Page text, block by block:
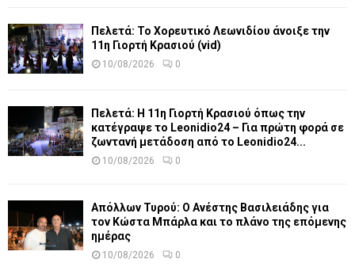
Πελετά: Το Χορευτικό Λεωνιδίου άνοιξε την
11η Γιορτή Κρασιού (vid)
10/08/2026 0
Πελετά: Η 11η Γιορτή Κρασιού όπως την
κατέγραψε το Leonidio24 – Για πρώτη φορά σε
ζωντανή μετάδοση από το Leonidio24...
10/08/2026 0
Απόλλων Τυρού: Ο Ανέστης Βασιλειάδης για
τον Κώστα Μπάρλα και το πλάνο της επόμενης
ημέρας
10/08/2026 0